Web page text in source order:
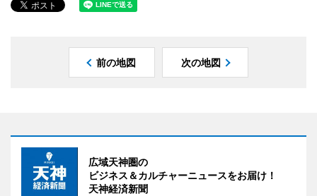
前の地図 次の地図
広域天神圏の
ビジネス＆カルチャーニュースをお届け！
天神経済新聞